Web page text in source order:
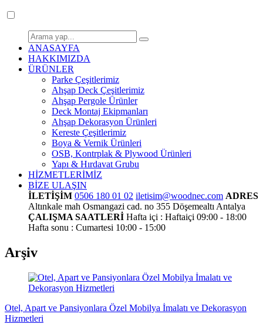
ANASAYFA
HAKKIMIZDA
ÜRÜNLER
Parke Çeşitlerimiz
Ahşap Deck Çeşitlerimiz
Ahşap Pergole Ürünler
Deck Montaj Ekipmanları
Ahşap Dekorasyon Ürünleri
Kereste Çeşitlerimiz
Boya & Vernik Ürünleri
OSB, Kontrplak & Plywood Ürünleri
Yapı & Hırdavat Grubu
HİZMETLERİMİZ
BİZE ULAŞIN
İLETİŞİM 0506 180 01 02 iletisim@woodnec.com ADRES
Altınkale mah Osmangazi cad. no 355 Döşemealtı Antalya
ÇALIŞMA SAATLERİ Hafta içi : Haftaiçi 09:00 - 18:00
Hafta sonu : Cumartesi 10:00 - 15:00
Arşiv
Otel, Apart ve Pansiyonlara Özel Mobilya İmalatı ve Dekorasyon
Hizmetleri